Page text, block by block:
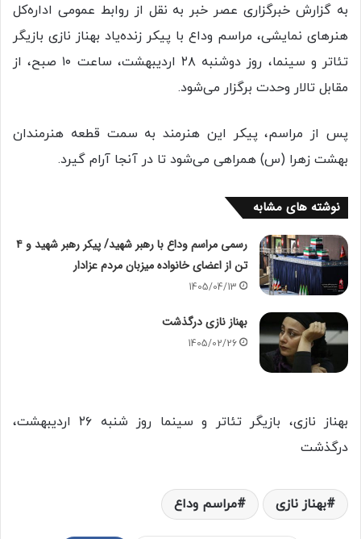
به گزارش خبرگزاری عصر خبر به نقل از روابط عمومی اداره‌کل
هنرهای نمایشی، مراسم وداع با پیکر زنده‌یاد بهناز نازی بازیگر
تئاتر و سینما، روز دوشنبه ٢٨ اردیبهشت‌، ساعت ١٠ صبح، از
مقابل تالار وحدت برگزار می‌شود.
پس از مراسم، پیکر این هنرمند به سمت قطعه هنرمندان
بهشت زهرا (س) همراهی می‌شود تا در آنجا آرام گیرد.
نوشته های مشابه
رسمی مراسم وداع با رهبر شهید/ پیکر رهبر شهید و ۴
تن از اعضای ‌خانواده میزبان مردم عزادار
1405/04/13
بهناز نازی درگذشت
1405/02/26
بهناز نازی، بازیگر تئاتر و سینما روز شنبه ٢۶ اردیبهشت‌،
درگذشت
بهناز نازی مراسم وداع